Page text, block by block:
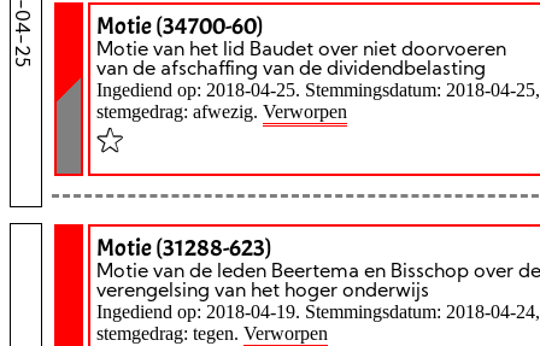
Motie (34700-60)
Motie van het lid Baudet over niet doorvoeren
van de afschaffing van de dividendbelasting
Ingediend op: 2018-04-25. Stemmingsdatum: 2018-04-25,
stemgedrag: afwezig. Verworpen
Motie (31288-623)
Motie van de leden Beertema en Bisschop over de
verengelsing van het hoger onderwijs
Ingediend op: 2018-04-19. Stemmingsdatum: 2018-04-24,
stemgedrag: tegen. Verworpen